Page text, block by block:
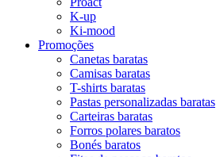
K-up
Ki-mood
Promoções
Canetas baratas
Camisas baratas
T-shirts baratas
Pastas personalizadas baratas
Carteiras baratas
Forros polares baratos
Bonés baratos